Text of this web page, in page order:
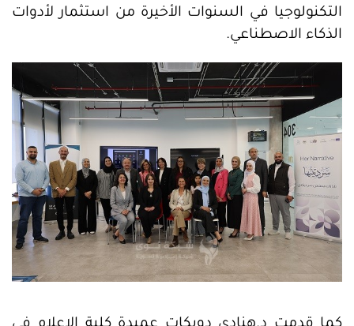
التكنولوجيا في السنوات الأخيرة من استثمار لأدوات
الذكاء الاصطناعي.